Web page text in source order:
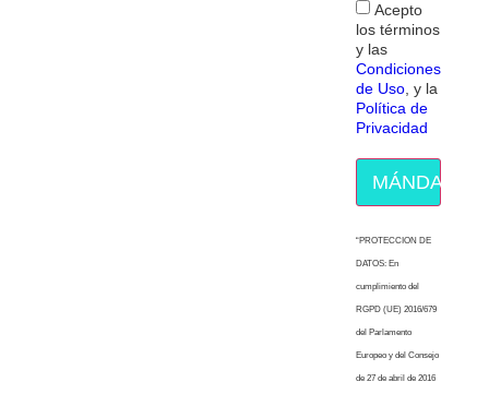
Acepto
los términos
y las
Condiciones
de Uso , y la
Política de
Privacidad
MÁNDAME
“PROTECCION DE
DATOS: En
cumplimiento del
RGPD (UE) 2016/679
del Parlamento
Europeo y del Consejo
de 27 de abril de 2016